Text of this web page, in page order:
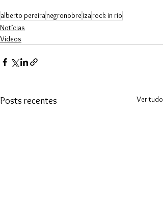
alberto pereiranegronobre izarock in rio
Notícias
Vídeos
Posts recentes Ver tudo